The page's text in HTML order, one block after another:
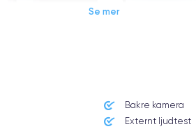
Système exploitation
iOS (iOS 16)
Se mer
Bakre kamera
Externt ljudtest